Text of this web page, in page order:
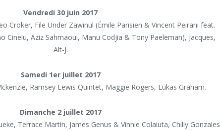
Vendredi 30 juin 2017
Croker, File Under Zawinul (Émile Parisien & Vincent Peirani feat.
Cinelu, Aziz Sahmaoui, Manu Codjia & Tony Paeleman), Jacques,
Alt-J.
Samedi 1er juillet 2017
Ramsey Lewis Quintet, Maggie Rogers, Lukas Graham.
Dimanche 2 juillet 2017
Terrace Martin, James Genus & Vinnie Colaiuta, Chilly Gonzales